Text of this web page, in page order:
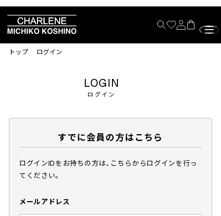
トップ ログイン
ログイン
LOGIN
すでに会員の方はこちら
ログインIDをお持ちの方は、こちらからログインを行っ
てください。
メールアドレス